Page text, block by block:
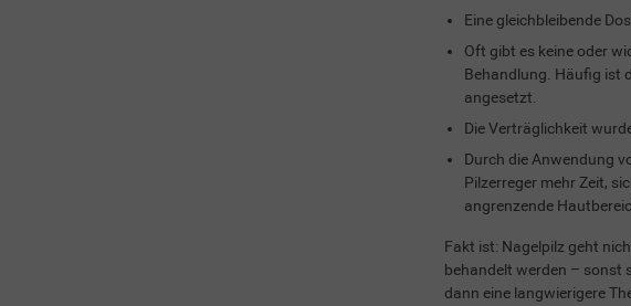
Eine gleichbleibende
Oft gibt es keine oder
Behandlung. Häufig ist
angesetzt.
Die Verträglichkeit
Durch die Anwendung
Pilzerreger mehr Zeit,
angrenzende
Fakt ist: Nagelpilz geht
behandelt werden – sonst
dann eine langwierigere